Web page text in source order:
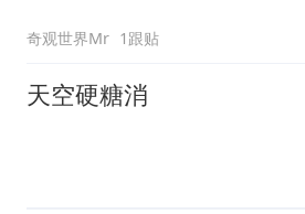
奇观世界Mr 1跟贴
天空硬糖消